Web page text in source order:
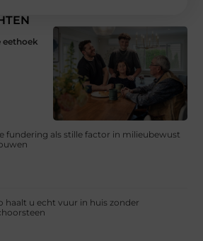
eethoek
fundering als stille factor in milieubewust
haalt u echt vuur in huis zonder